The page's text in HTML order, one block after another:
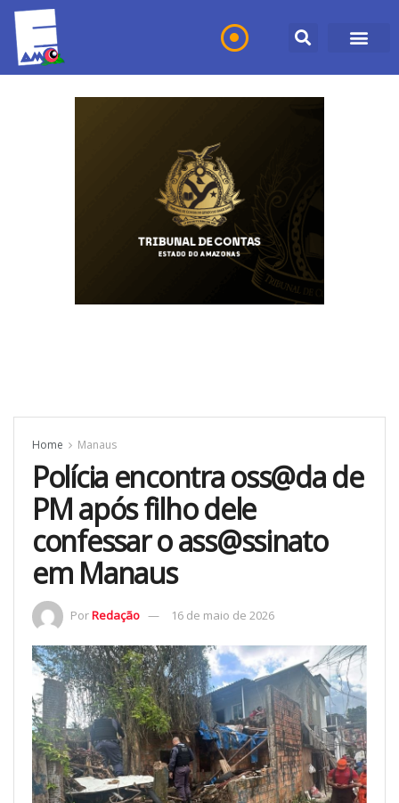
Home Manaus
Polícia encontra oss@da de
PM após filho dele
confessar o ass@ssinato
em Manaus
PorRedação 16 de maio de 2026